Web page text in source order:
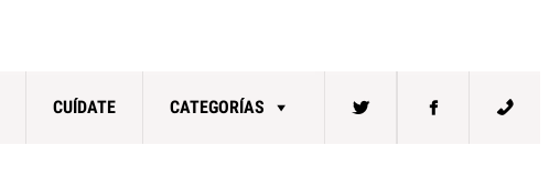
CUÍDATE CATEGORÍAS